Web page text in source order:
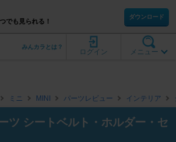
でも見られる！
ダウンロード
メニュー
ログイン
みんカラとは？
ミニ MINI パーツレビュー インテリア
ツ シートベルト・ホルダー・セ